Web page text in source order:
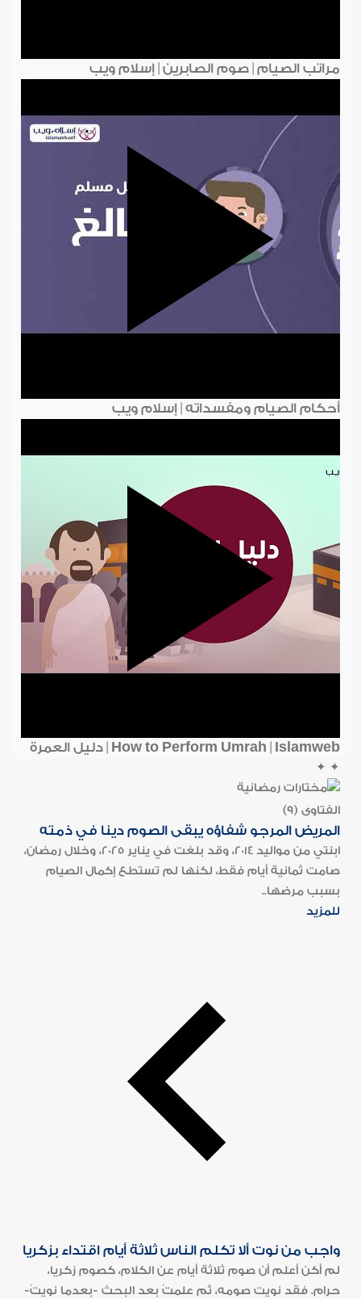
مراتب الصيام | صوم الصابرين | إسلام ويب
أحكام الصيام ومفسداته | إسلام ويب
How to Perform Umrah | Islamweb | دليل العمرة
✦
✦
الفتاوى (9)
المريض المرجو شفاؤه يبقى الصوم دينا في ذمته
ابنتي من مواليد 2014، وقد بلغت في يناير 2025، وخلال رمضان،
صامت ثمانية أيام فقط، لكنها لم تستطع إكمال الصيام
بسبب مرضها..
للمزيد
واجب من نوت ألا تكلم الناس ثلاثة أيام اقتداء بزكريا
لم أكن أعلم أن صوم ثلاثة أيام عن الكلام، كصوم زكريا،
حرام. فقد نويت صومه، ثم علمتُ بعد البحث -بعدما نويتُ-